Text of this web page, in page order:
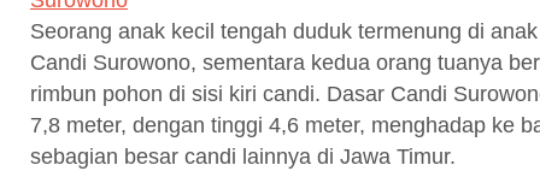
Seorang anak kecil tengah duduk termenung di
Candi Surowono, sementara kedua orang tuanya
rimbun pohon di sisi kiri candi. Dasar Candi
7,8 meter, dengan tinggi 4,6 meter, menghadap ke
sebagian besar candi lainnya di Jawa Timur.